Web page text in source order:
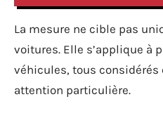
La mesure ne cible pas
voitures. Elle s’applique à
véhicules, tous
attention particulière.